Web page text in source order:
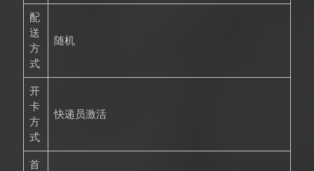
配
送
方
式
随机
开
卡
方
式
快递员激活
首